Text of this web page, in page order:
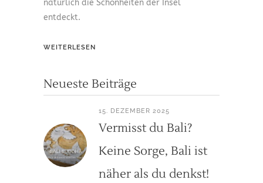
natürlich die Schönheiten der Insel
entdeckt.
WEITERLESEN
Neueste Beiträge
15. DEZEMBER 2025
Vermisst du Bali?
Keine Sorge, Bali ist
näher als du denkst!